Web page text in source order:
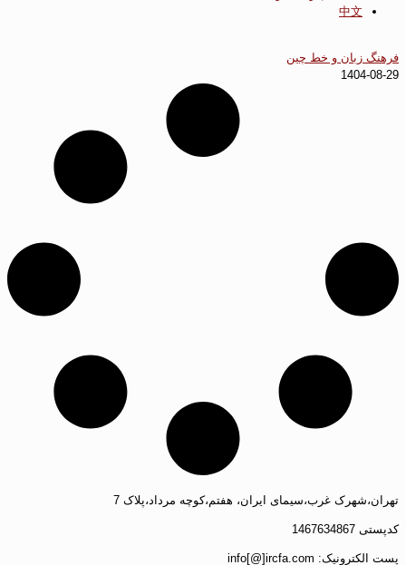
中文
فرهنگ زبان و خط چین
1404-08-29
تهران،شهرک غرب،سیمای ایران، هفتم،کوچه مرداد،پلاک 7
کدپستی 1467634867
پست الکترونیک: info[@]ircfa.com